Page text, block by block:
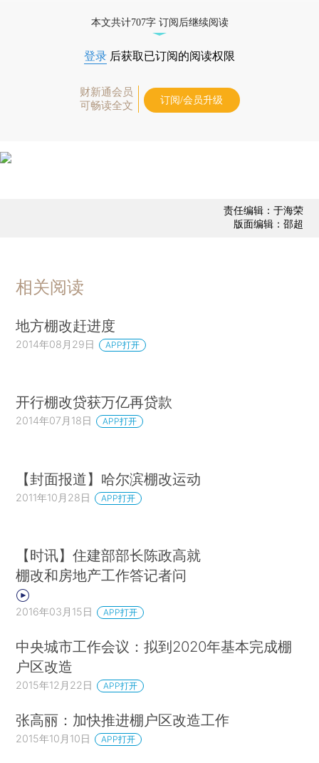
本文共计707字 订阅后继续阅读
登录 后获取已订阅的阅读权限
财新通会员
可畅读全文
订阅/会员升级
责任编辑：于海荣
版面编辑：邵超
相关阅读
地方棚改赶进度
2014年08月29日 APP打开
开行棚改贷获万亿再贷款
2014年07月18日 APP打开
【封面报道】哈尔滨棚改运动
2011年10月28日 APP打开
【时讯】住建部部长陈政高就
棚改和房地产工作答记者问
2016年03月15日 APP打开
中央城市工作会议：拟到2020年基本完成棚
户区改造
2015年12月22日 APP打开
张高丽：加快推进棚户区改造工作
2015年10月10日 APP打开